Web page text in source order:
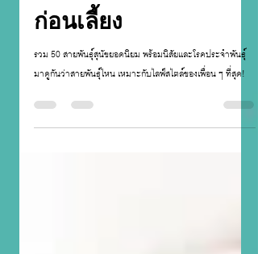
และโรคที่ต้องระวัง
ก่อนเลี้ยง
รวม 50 สายพันธุ์สุนัขยอดนิยม พร้อมนิสัยและโรคประจำพันธุ์
มาดูกันว่าสายพันธุ์ไหน เหมาะกับไลฟ์สไตล์ของเพื่อน ๆ ที่สุด!